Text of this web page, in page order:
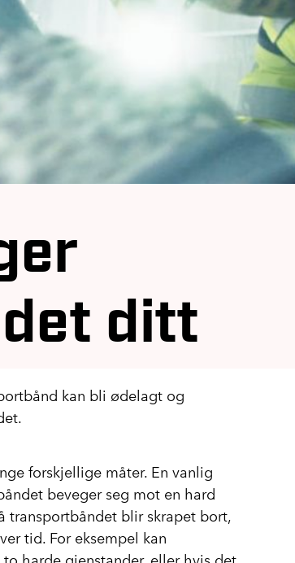
ditt
kan bli ødelagt og
forskjellige måter. En vanlig
beveger seg mot en hard
transportbåndet blir skrapet bort,
tid. For eksempel kan